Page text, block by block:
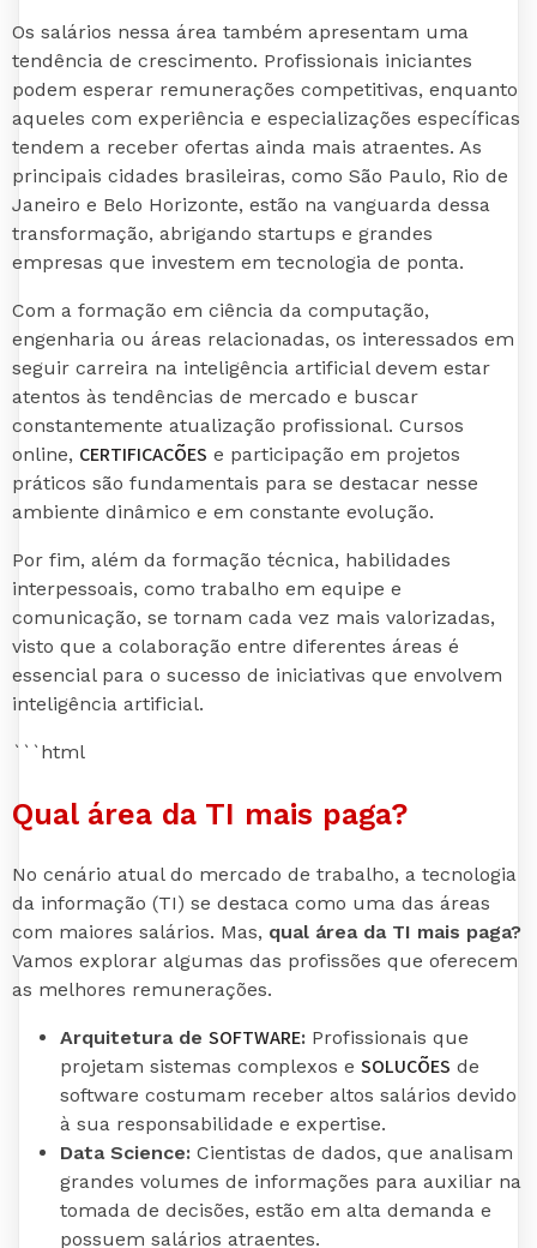
Os salários nessa área também apresentam uma
tendência de crescimento. Profissionais iniciantes
podem esperar remunerações competitivas, enquanto
aqueles com experiência e especializações específicas
tendem a receber ofertas ainda mais atraentes. As
principais cidades brasileiras, como São Paulo, Rio de
Janeiro e Belo Horizonte, estão na vanguarda dessa
transformação, abrigando startups e grandes
empresas que investem em tecnologia de ponta.
Com a formação em ciência da computação,
engenharia ou áreas relacionadas, os interessados em
seguir carreira na inteligência artificial devem estar
atentos às tendências de mercado e buscar
constantemente atualização profissional. Cursos
online, CERTIFICAÇÕES e participação em projetos
práticos são fundamentais para se destacar nesse
ambiente dinâmico e em constante evolução.
Por fim, além da formação técnica, habilidades
interpessoais, como trabalho em equipe e
comunicação, se tornam cada vez mais valorizadas,
visto que a colaboração entre diferentes áreas é
essencial para o sucesso de iniciativas que envolvem
inteligência artificial.
```html
Qual área da TI mais paga?
No cenário atual do mercado de trabalho, a tecnologia
da informação (TI) se destaca como uma das áreas
com maiores salários. Mas, qual área da TI mais paga?
Vamos explorar algumas das profissões que oferecem
as melhores remunerações.
Arquitetura de SOFTWARE: Profissionais que
projetam sistemas complexos e SOLUÇÕES de
software costumam receber altos salários devido
à sua responsabilidade e expertise.
Data Science: Cientistas de dados, que analisam
grandes volumes de informações para auxiliar na
tomada de decisões, estão em alta demanda e
possuem salários atraentes.